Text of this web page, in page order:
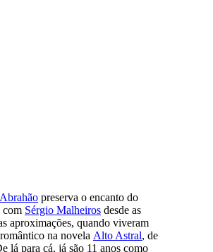
preserva o encanto do
com Sérgio Malheiros desde as
aproximações, quando viveram
na novela Alto Astral, de
lá para cá, já são 11 anos como